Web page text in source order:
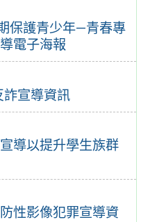
保護青少年—青春專
電子海報
宣導資訊
導以提升學生族群
性影像犯罪宣導資